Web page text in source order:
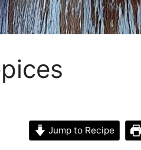
Jump to Recipe